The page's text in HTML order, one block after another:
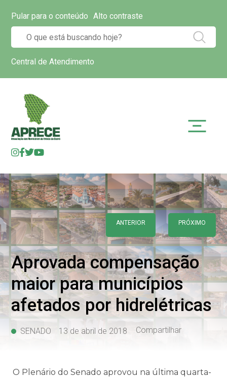
Pular para o conteúdo Alto contraste
Central de Atendimento
ANTERIOR PRÓXIMO
Aprovada compensação
maior para municípios
afetados por hidrelétricas
SENADO 13 de abril de 2018 Compartilhar
O Plenário do Senado aprovou na última quarta-